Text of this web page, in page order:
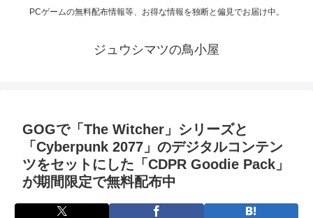
PCゲームの無料配布情報等、お得な情報を独断と偏見でお届け中。
ジュウシマツの鳥小屋
GOGで「The Witcher」シリーズと
「Cyberpunk 2077」のデジタルコンテン
ツをセットにした「CDPR Goodie Pack」
が期間限定で無料配布中